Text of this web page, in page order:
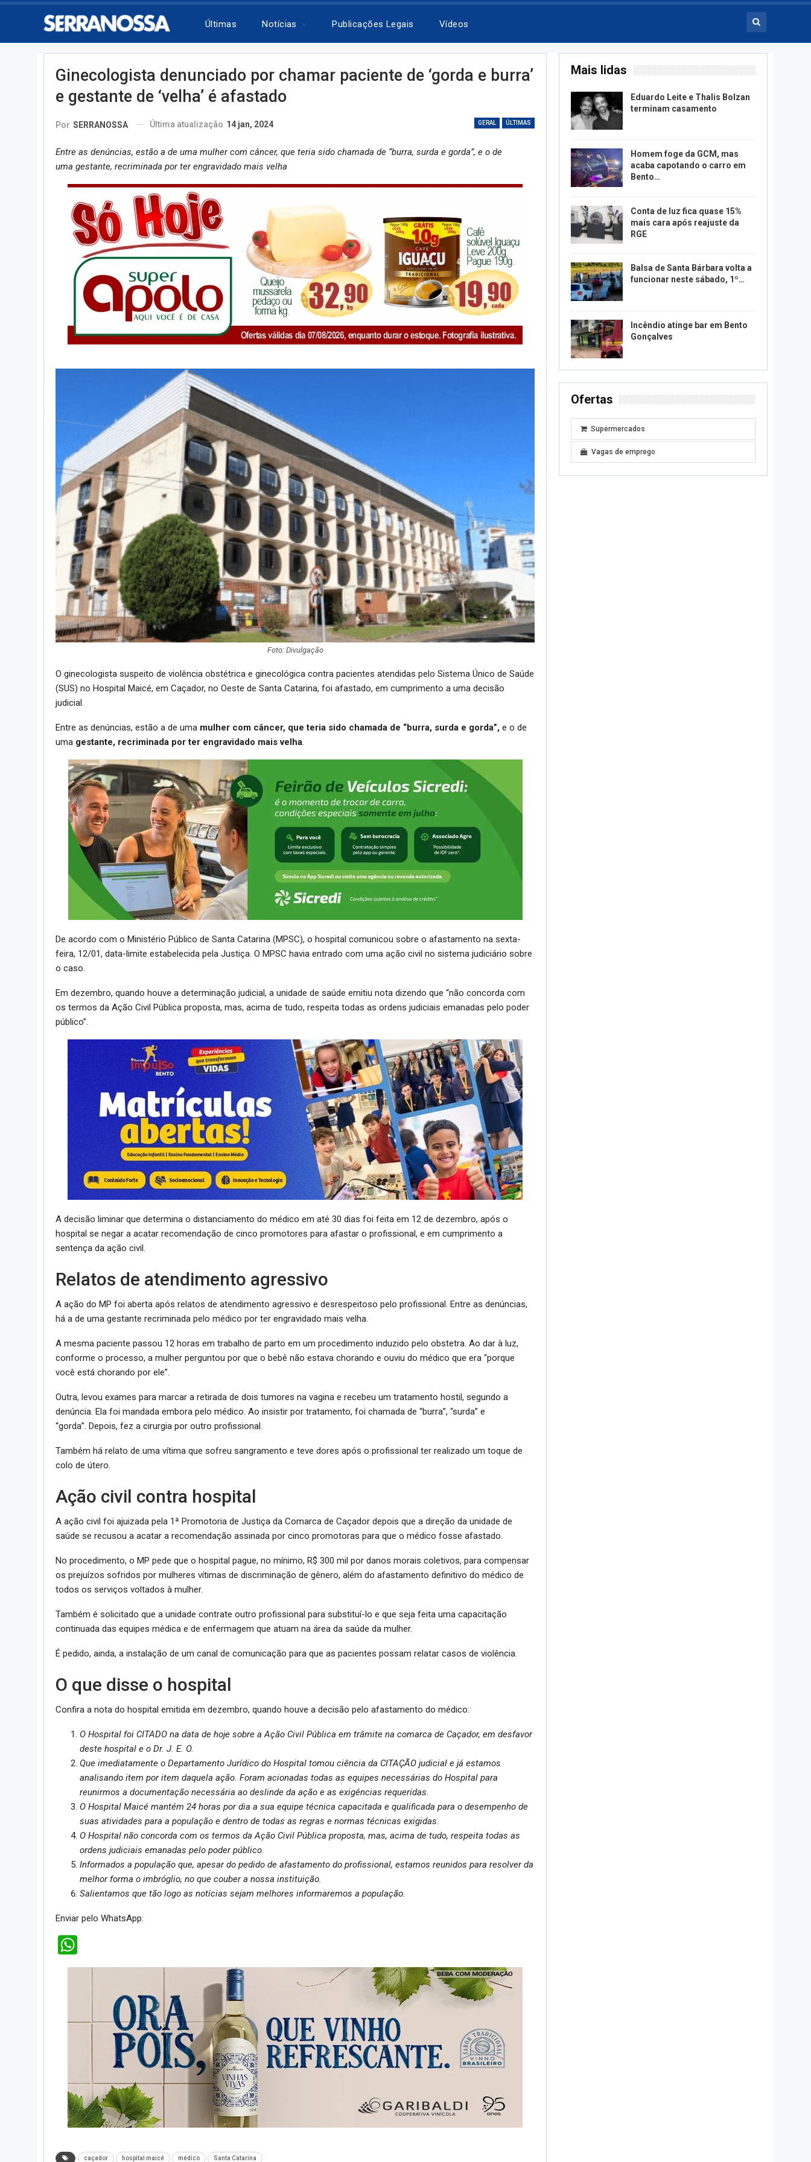
Últimas Notícias Publicações Legais Vídeos
Ginecologista denunciado por chamar paciente de ‘gorda e burra’
e gestante de ‘velha’ é afastado
GERAL ÚLTIMAS
Por SERRANOSSA Última atualização 14 jan, 2024
Entre as denúncias, estão a de uma mulher com câncer, que teria sido chamada de “burra, surda e gorda”, e o de
uma gestante, recriminada por ter engravidado mais velha
Foto: Divulgação
O ginecologista suspeito de violência obstétrica e ginecológica contra pacientes atendidas pelo Sistema Único de Saúde
(SUS) no Hospital Maicé, em Caçador, no Oeste de Santa Catarina, foi afastado, em cumprimento a uma decisão
judicial.
Entre as denúncias, estão a de uma mulher com câncer, que teria sido chamada de “burra, surda e gorda”, e o de
uma gestante, recriminada por ter engravidado mais velha.
De acordo com o Ministério Público de Santa Catarina (MPSC), o hospital comunicou sobre o afastamento na sexta-
feira, 12/01, data-limite estabelecida pela Justiça. O MPSC havia entrado com uma ação civil no sistema judiciário sobre
o caso.
Em dezembro, quando houve a determinação judicial, a unidade de saúde emitiu nota dizendo que “não concorda com
os termos da Ação Civil Pública proposta, mas, acima de tudo, respeita todas as ordens judiciais emanadas pelo poder
público”.
A decisão liminar que determina o distanciamento do médico em até 30 dias foi feita em 12 de dezembro, após o
hospital se negar a acatar recomendação de cinco promotores para afastar o profissional, e em cumprimento a
sentença da ação civil.
Relatos de atendimento agressivo
A ação do MP foi aberta após relatos de atendimento agressivo e desrespeitoso pelo profissional. Entre as denúncias,
há a de uma gestante recriminada pelo médico por ter engravidado mais velha.
A mesma paciente passou 12 horas em trabalho de parto em um procedimento induzido pelo obstetra. Ao dar à luz,
conforme o processo, a mulher perguntou por que o bebê não estava chorando e ouviu do médico que era “porque
você está chorando por ele”.
Outra, levou exames para marcar a retirada de dois tumores na vagina e recebeu um tratamento hostil, segundo a
denúncia. Ela foi mandada embora pelo médico. Ao insistir por tratamento, foi chamada de “burra”, “surda” e
“gorda”. Depois, fez a cirurgia por outro profissional.
Também há relato de uma vítima que sofreu sangramento e teve dores após o profissional ter realizado um toque de
colo de útero.
Ação civil contra hospital
A ação civil foi ajuizada pela 1ª Promotoria de Justiça da Comarca de Caçador depois que a direção da unidade de
saúde se recusou a acatar a recomendação assinada por cinco promotoras para que o médico fosse afastado.
No procedimento, o MP pede que o hospital pague, no mínimo, R$ 300 mil por danos morais coletivos, para compensar
os prejuízos sofridos por mulheres vítimas de discriminação de gênero, além do afastamento definitivo do médico de
todos os serviços voltados à mulher.
Também é solicitado que a unidade contrate outro profissional para substituí-lo e que seja feita uma capacitação
continuada das equipes médica e de enfermagem que atuam na área da saúde da mulher.
É pedido, ainda, a instalação de um canal de comunicação para que as pacientes possam relatar casos de violência.
O que disse o hospital
Confira a nota do hospital emitida em dezembro, quando houve a decisão pelo afastamento do médico:
O Hospital foi CITADO na data de hoje sobre a Ação Civil Pública em trâmite na comarca de Caçador, em desfavor
deste hospital e o Dr. J. E. O.
Que imediatamente o Departamento Jurídico do Hospital tomou ciência da CITAÇÃO judicial e já estamos
analisando item por item daquela ação. Foram acionadas todas as equipes necessárias do Hospital para
reunirmos a documentação necessária ao deslinde da ação e as exigências requeridas.
O Hospital Maicé mantém 24 horas por dia a sua equipe técnica capacitada e qualificada para o desempenho de
suas atividades para a população e dentro de todas as regras e normas técnicas exigidas.
O Hospital não concorda com os termos da Ação Civil Pública proposta, mas, acima de tudo, respeita todas as
ordens judiciais emanadas pelo poder público.
Informados a população que, apesar do pedido de afastamento do profissional, estamos reunidos para resolver da
melhor forma o imbróglio, no que couber a nossa instituição.
Salientamos que tão logo as notícias sejam melhores informaremos a população.
Enviar pelo WhatsApp:
caçador hospital maicé médico Santa Catarina
Mais lidas
Eduardo Leite e Thalis Bolzan
terminam casamento
Homem foge da GCM, mas
acaba capotando o carro em
Bento…
Conta de luz fica quase 15%
mais cara após reajuste da
RGE
Balsa de Santa Bárbara volta a
funcionar neste sábado, 1º…
Incêndio atinge bar em Bento
Gonçalves
Ofertas
Supermercados
Vagas de emprego